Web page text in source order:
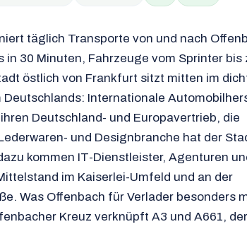
täglich Transporte von und nach
in 30 Minuten, Fahrzeuge vom Sprinter bis
östlich von Frankfurt sitzt mitten im
Internationale
Deutschland- und Europavertrieb, die
und Designbranche hat der
kommen IT-Dienstleister, Agenturen
im Kaiserlei-Umfeld und an der
Was Offenbach für Verlader besonders
Kreuz verknüpft A3 und A661, der